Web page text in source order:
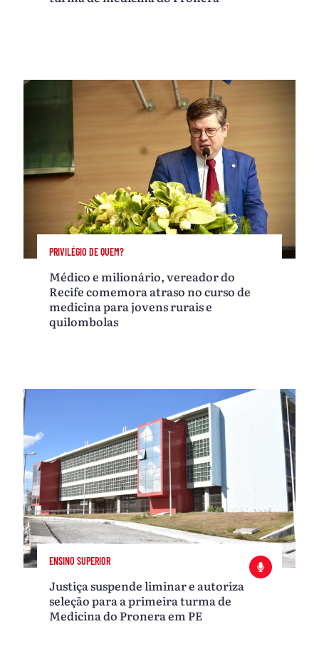
PRIVILÉGIO DE QUEM?
Médico e milionário, vereador do
Recife comemora atraso no curso de
medicina para jovens rurais e
quilombolas
ENSINO SUPERIOR
Justiça suspende liminar e autoriza
seleção para a primeira turma de
Medicina do Pronera em PE